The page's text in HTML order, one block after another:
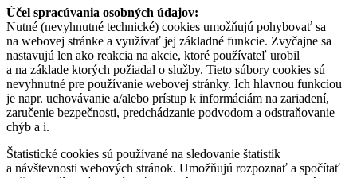
Účel spracúvania osobných údajov:
Nutné (nevyhnutné technické) cookies umožňujú pohybovať sa
na webovej stránke a využívať jej základné funkcie. Zvyčajne sa
nastavujú len ako reakcia na akcie, ktoré používateľ urobil
a na základe ktorých požiadal o služby. Tieto súbory cookies sú
nevyhnutné pre používanie webovej stránky. Ich hlavnou funkciou
je napr. uchovávanie a/alebo prístup k informáciám na zariadení,
zaručenie bezpečnosti, predchádzanie podvodom a odstraňovanie
chýb a i.
Štatistické cookies sú používané na sledovanie štatistík
a návštevnosti webových stránok. Umožňujú rozpoznať a spočítať